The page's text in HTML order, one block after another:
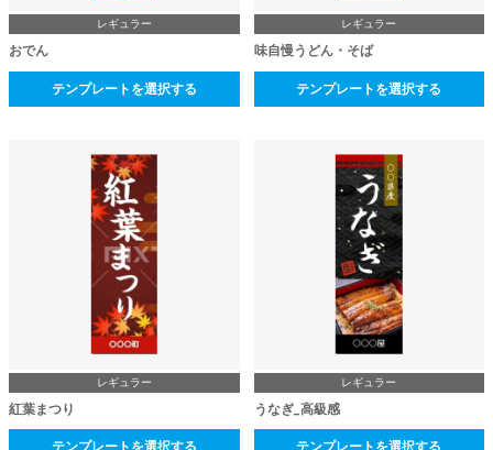
レギュラー
おでん
テンプレートを選択する
レギュラー
味自慢うどん・そば
テンプレートを選択する
レギュラー
紅葉まつり
レギュラー
うなぎ_高級感